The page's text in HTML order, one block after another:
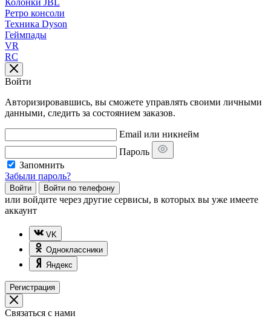
Ретро консоли
Техника Dyson
Геймпады
VR
RC
Войти
Авторизировавшись, вы сможете управлять своими личными
данными, следить за состоянием заказов.
Email или никнейм
Пароль
Запомнить
Забыли пароль?
Войти Войти по телефону
или войдите через другие сервисы, в которых вы уже имеете
аккаунт
VK
Одноклассники
Яндекс
Регистрация
Связаться с нами